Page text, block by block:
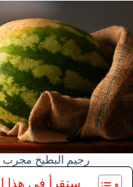
رجيم البطيخ مجرب
ستقرأ في هذا